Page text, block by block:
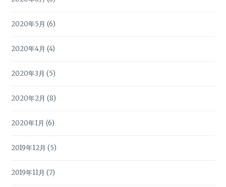
2020年5月 (6)
2020年4月 (4)
2020年3月 (5)
2020年2月 (8)
2020年1月 (6)
2019年12月 (5)
2019年11月 (7)